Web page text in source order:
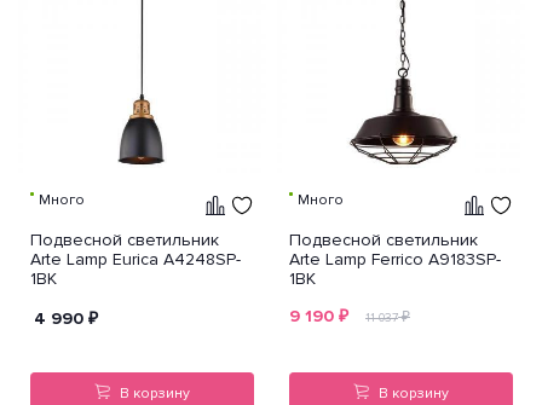
Много
Подвесной светильник
Arte Lamp Eurica A4248SP-
1BK
4 990 ₽
В корзину
Много
Подвесной светильник
Arte Lamp Ferrico A9183SP-
1BK
9 190 ₽ 11 037₽
В корзину